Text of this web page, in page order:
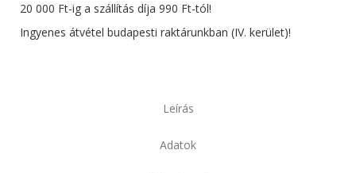
20 000 Ft-ig a szállítás díja 990 Ft-tól!
Ingyenes átvétel budapesti raktárunkban (IV. kerület)!
Leírás
Adatok